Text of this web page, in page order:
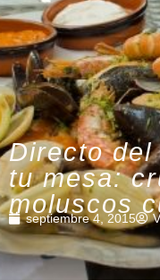
Directo del
tu mesa:
moluscos
septiembre 4, 2015